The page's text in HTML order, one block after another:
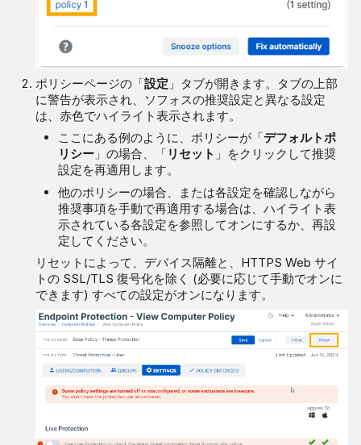
ポリシーページの「設定 」タブが開きます。タブの上部
に警告が表示され、ソフォスの推奨設定と異なる設定
は、赤色でハイライト表示されます。
ここにある例のように、ポリシーが「デフォルトポ
リシー 」の場合、「 リセット 」をクリックして推奨
設定を再適用します。
他のポリシーの場合、または各設定を確認しながら
推奨事項を手動で再適用する場合は、ハイライト表
示されている各設定を参照してオンにするか、再設
定してください。
リセットによって、デバイス隔離と、HTTPS Web サイ
トの SSL/TLS 復号化を除く (必要に応じて手動でオンに
できます) すべての設定がオンになります。